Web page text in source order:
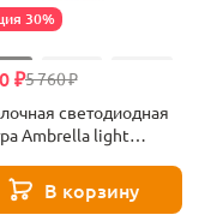
30%
5 760 ₽
₽
светодиодная
Ambrella light
В корзину